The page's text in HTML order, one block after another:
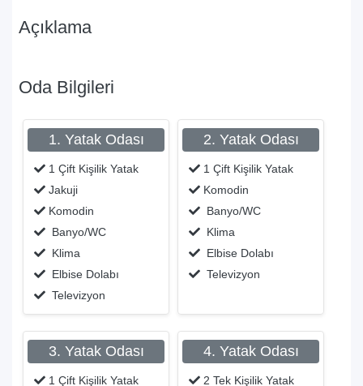
Açıklama
Oda Bilgileri
1. Yatak Odası
1 Çift Kişilik Yatak
Jakuji
Komodin
Banyo/WC
Klima
Elbise Dolabı
Televizyon
2. Yatak Odası
1 Çift Kişilik Yatak
Komodin
Banyo/WC
Klima
Elbise Dolabı
Televizyon
3. Yatak Odası
1 Çift Kişilik Yatak
4. Yatak Odası
2 Tek Kişilik Yatak